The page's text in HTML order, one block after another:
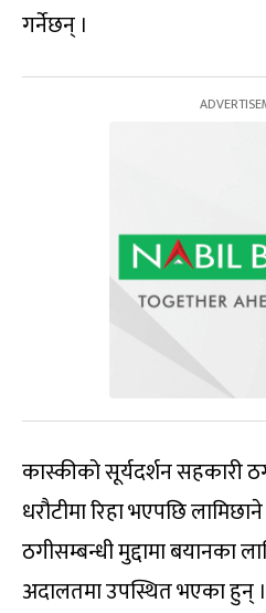
गर्नेछन् ।
कास्कीको सूर्यदर्शन सहकारी
धरौटीमा रिहा भएपछि
ठगीसम्बन्धी मुद्दामा बयानका
अदालतमा उपस्थित भएका हुन् ।